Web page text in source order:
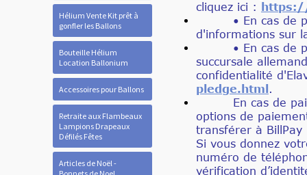
Hélium Vente Kit prêt à
gonfler les Ballons
Bouteille Hélium
Location Ballonium
Accessoires pour Ballons
Retraite aux Flambeaux
Lampions Drapeaux
Défilés Fêtes
Articles de Noël -
cliquez ici :
• En cas de
d'informations sur
• En cas de
succursale
confidentialité
pledge.html .
En cas de
options de
transférer à
Si vous donnez
numéro de
vérification